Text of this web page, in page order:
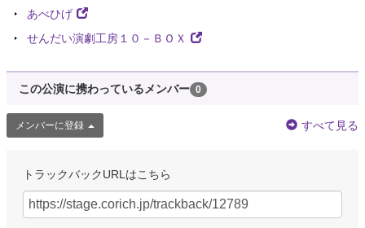
あべひげ
せんだい演劇工房１０－ＢＯＸ
この公演に携わっているメンバー 0
メンバーに登録 すべて見る
トラックバックURLはこちら